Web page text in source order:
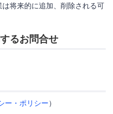
将来的に追加、削除される可
るお問合せ
ー・ポリシー）